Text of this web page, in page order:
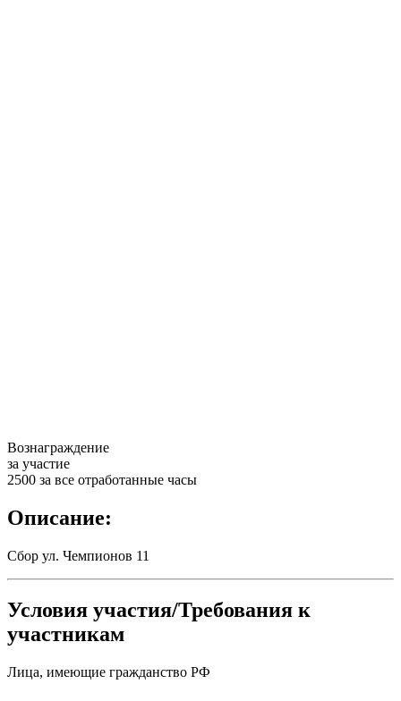
Вознаграждение
за участие
2500 за все отработанные часы
Описание:
Сбор ул. Чемпионов 11
Условия участия/Требования к
участникам
Лица, имеющие гражданство РФ